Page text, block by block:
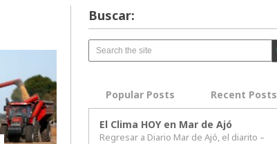
Buscar:
Popular Posts Recent Posts
El Clima HOY en Mar de Ajó
Regresar a Diario Mar de Ajó, el diarito –